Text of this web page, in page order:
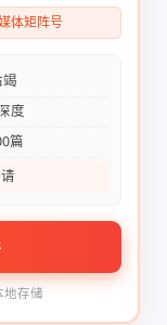
体矩阵号
度
篇
地存储